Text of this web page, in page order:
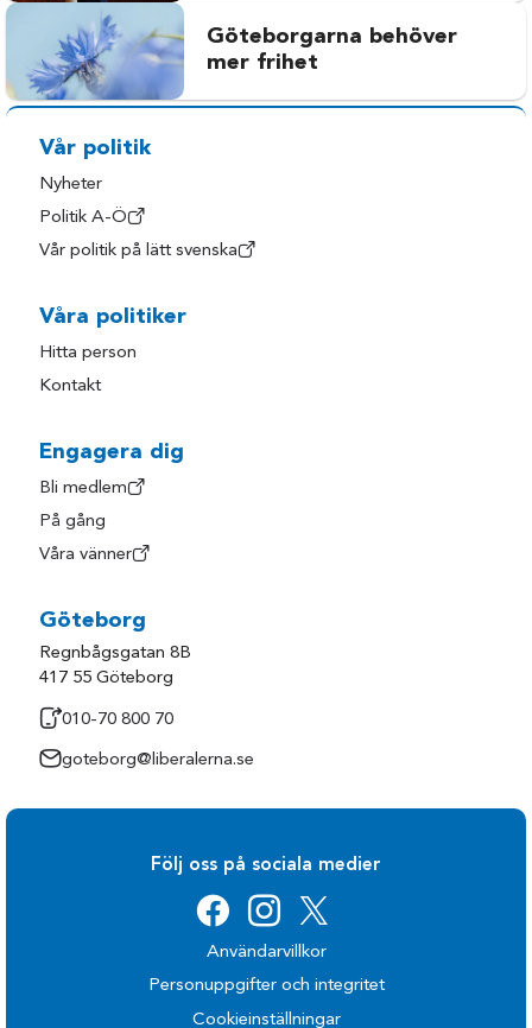
Göteborgarna behöver
mer frihet
Vår politik
Nyheter
Politik A-Ö
Vår politik på lätt svenska
Våra politiker
Hitta person
Kontakt
Engagera dig
Bli medlem
På gång
Våra vänner
Göteborg
Regnbågsgatan 8B
417 55 Göteborg
010-70 800 70
goteborg@liberalerna.se
Följ oss på sociala medier
Användarvillkor
Personuppgifter och integritet
Cookieinställningar